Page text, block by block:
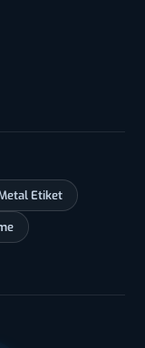
Etiket